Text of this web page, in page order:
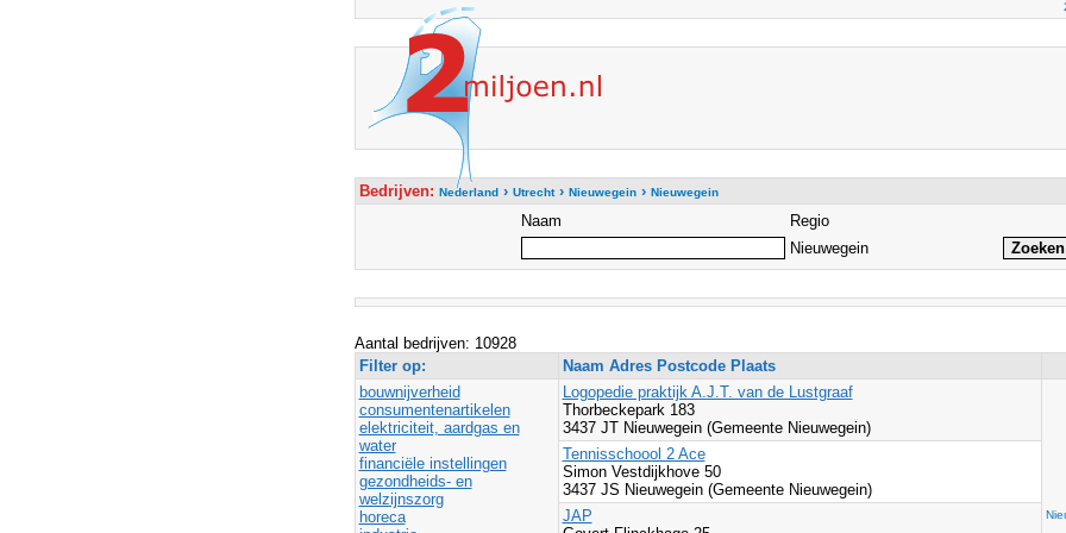
Bedrijven: Nederland› Utrecht› Nieuwegein› Nieuwegein
Naam
Regio
Nieuwegein
Aantal bedrijven: 10928
Filter op:
Naam Adres Postcode Plaats
bouwnijverheid
consumentenartikelen
elektriciteit, aardgas en
water
financiële instellingen
gezondheids- en
welzijnszorg
horeca
Logopedie praktijk A.J.T. van de Lustgraaf
Thorbeckepark 183
3437 JT Nieuwegein (Gemeente Nieuwegein)
Tennisschoool 2 Ace
Simon Vestdijkhove 50
3437 JS Nieuwegein (Gemeente Nieuwegein)
JAP